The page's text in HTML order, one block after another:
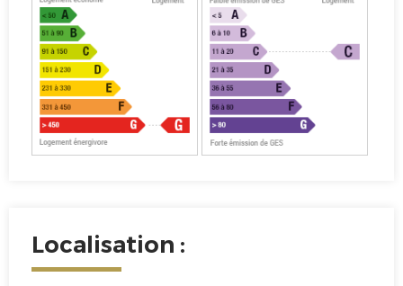
Localisation :